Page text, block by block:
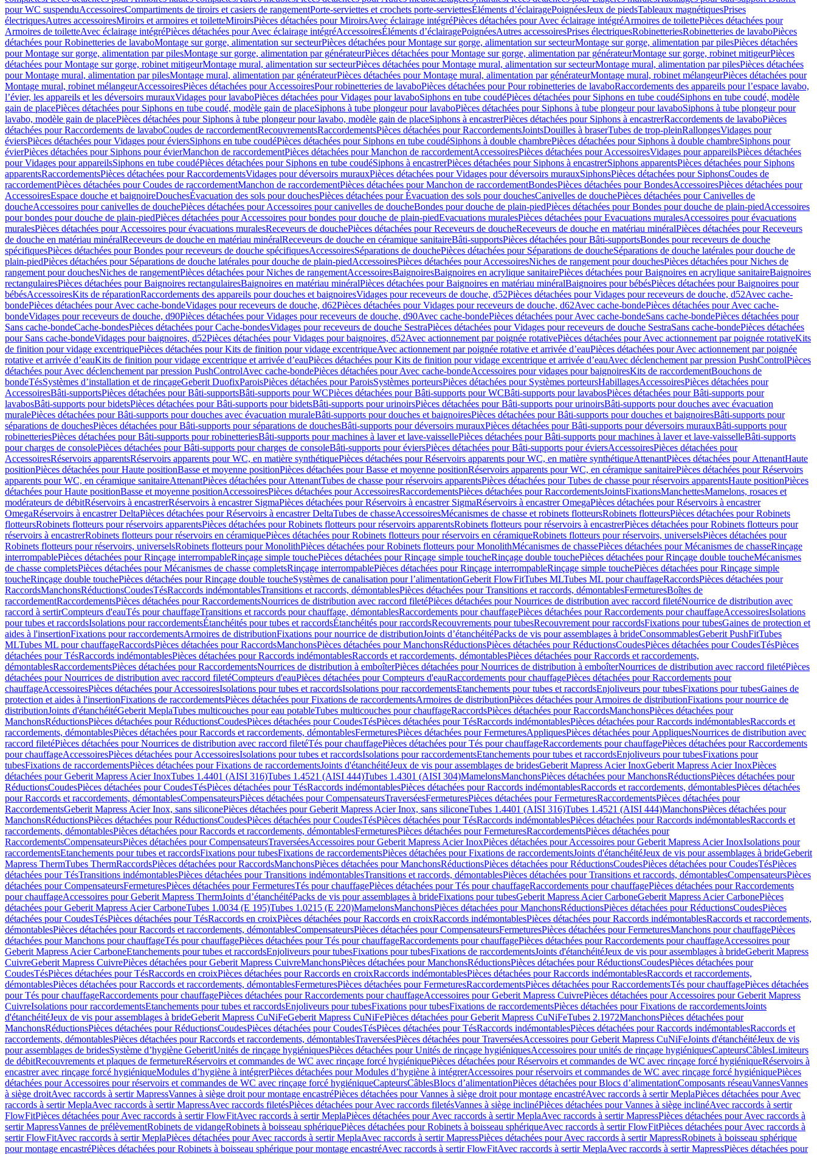
pour WC suspenduAccessoiresCompartiments de tiroirs et casiers de rangementPorte-serviettes et crochets porte-serviettesÉléments d’éclairagePoignéesJeux de piedsTableaux magnétiquesPrises
électriquesAutres accessoiresMiroirs et armoires et toiletteMiroirsPièces détachées pour MiroirsAvec éclairage intégréPièces détachées pour Avec éclairage intégréArmoires de toilettePièces détachées pour
Armoires de toiletteAvec éclairage intégréPièces détachées pour Avec éclairage intégréAccessoiresÉléments d’éclairagePoignéesAutres accessoiresPrises électriquesRobinetteriesRobinetteries de lavaboPièces
détachées pour Robinetteries de lavaboMontage sur gorge, alimentation sur secteurPièces détachées pour Montage sur gorge, alimentation sur secteurMontage sur gorge, alimentation par pilesPièces détachées
pour Montage sur gorge, alimentation par pilesMontage sur gorge, alimentation par générateurPièces détachées pour Montage sur gorge, alimentation par générateurMontage sur gorge, robinet mitigeurPièces
détachées pour Montage sur gorge, robinet mitigeurMontage mural, alimentation sur secteurPièces détachées pour Montage mural, alimentation sur secteurMontage mural, alimentation par pilesPièces détachées
pour Montage mural, alimentation par pilesMontage mural, alimentation par générateurPièces détachées pour Montage mural, alimentation par générateurMontage mural, robinet mélangeurPièces détachées pour
Montage mural, robinet mélangeurAccessoiresPièces détachées pour AccessoiresPour robinetteries de lavaboPièces détachées pour Pour robinetteries de lavaboRaccordements des appareils pour l’espace lavabo,
l’évier, les appareils et les déversoirs murauxVidages pour lavaboPièces détachées pour Vidages pour lavaboSiphons en tube coudéPièces détachées pour Siphons en tube coudéSiphons en tube coudé, modèle
gain de placePièces détachées pour Siphons en tube coudé, modèle gain de placeSiphons à tube plongeur pour lavaboPièces détachées pour Siphons à tube plongeur pour lavaboSiphons à tube plongeur pour
lavabo, modèle gain de placePièces détachées pour Siphons à tube plongeur pour lavabo, modèle gain de placeSiphons à encastrerPièces détachées pour Siphons à encastrerRaccordements de lavaboPièces
détachées pour Raccordements de lavaboCoudes de raccordementRecouvrementsRaccordementsPièces détachées pour RaccordementsJointsDouilles à braserTubes de trop-pleinRallongesVidages pour
éviersPièces détachées pour Vidages pour éviersSiphons en tube coudéPièces détachées pour Siphons en tube coudéSiphons à double chambrePièces détachées pour Siphons à double chambreSiphons pour
évierPièces détachées pour Siphons pour évierManchon de raccordementPièces détachées pour Manchon de raccordementAccessoiresPièces détachées pour AccessoiresVidages pour appareilsPièces détachées
pour Vidages pour appareilsSiphons en tube coudéPièces détachées pour Siphons en tube coudéSiphons à encastrerPièces détachées pour Siphons à encastrerSiphons apparentsPièces détachées pour Siphons
apparentsRaccordementsPièces détachées pour RaccordementsVidages pour déversoirs murauxPièces détachées pour Vidages pour déversoirs murauxSiphonsPièces détachées pour SiphonsCoudes de
raccordementPièces détachées pour Coudes de raccordementManchon de raccordementPièces détachées pour Manchon de raccordementBondesPièces détachées pour BondesAccessoiresPièces détachées pour
AccessoiresEspace douche et baignoireDouchesÉvacuation des sols pour douchesPièces détachées pour Évacuation des sols pour douchesCanivelles de douchePièces détachées pour Canivelles de
doucheAccessoires pour canivelles de douchePièces détachées pour Accessoires pour canivelles de doucheBondes pour douche de plain-piedPièces détachées pour Bondes pour douche de plain-piedAccessoires
pour bondes pour douche de plain-piedPièces détachées pour Accessoires pour bondes pour douche de plain-piedEvacuations muralesPièces détachées pour Evacuations muralesAccessoires pour évacuations
muralesPièces détachées pour Accessoires pour évacuations muralesReceveurs de douchePièces détachées pour Receveurs de doucheReceveurs de douche en matériau minéralPièces détachées pour Receveurs
de douche en matériau minéralReceveurs de douche en matériau minéralReceveurs de douche en céramique sanitaireBâti-supportsPièces détachées pour Bâti-supportsBondes pour receveurs de douche
spécifiquesPièces détachées pour Bondes pour receveurs de douche spécifiquesAccessoiresSéparations de douchePièces détachées pour Séparations de doucheSéparations de douche latérales pour douche de
plain-piedPièces détachées pour Séparations de douche latérales pour douche de plain-piedAccessoiresPièces détachées pour AccessoiresNiches de rangement pour douchesPièces détachées pour Niches de
rangement pour douchesNiches de rangementPièces détachées pour Niches de rangementAccessoiresBaignoiresBaignoires en acrylique sanitairePièces détachées pour Baignoires en acrylique sanitaireBaignoires
rectangulairesPièces détachées pour Baignoires rectangulairesBaignoires en matériau minéralPièces détachées pour Baignoires en matériau minéralBaignoires pour bébésPièces détachées pour Baignoires pour
bébésAccessoiresKits de réparationRaccordements des appareils pour douches et baignoiresVidages pour receveurs de douche, d52Pièces détachées pour Vidages pour receveurs de douche, d52Avec cache-
bondePièces détachées pour Avec cache-bondeVidages pour receveurs de douche, d62Pièces détachées pour Vidages pour receveurs de douche, d62Avec cache-bondePièces détachées pour Avec cache-
bondeVidages pour receveurs de douche, d90Pièces détachées pour Vidages pour receveurs de douche, d90Avec cache-bondePièces détachées pour Avec cache-bondeSans cache-bondePièces détachées pour
Sans cache-bondeCache-bondesPièces détachées pour Cache-bondesVidages pour receveurs de douche SestraPièces détachées pour Vidages pour receveurs de douche SestraSans cache-bondePièces détachées
pour Sans cache-bondeVidages pour baignoires, d52Pièces détachées pour Vidages pour baignoires, d52Avec actionnement par poignée rotativePièces détachées pour Avec actionnement par poignée rotativeKits
de finition pour vidage excentriquePièces détachées pour Kits de finition pour vidage excentriqueAvec actionnement par poignée rotative et arrivée d’eauPièces détachées pour Avec actionnement par poignée
rotative et arrivée d’eauKits de finition pour vidage excentrique et arrivée d’eauPièces détachées pour Kits de finition pour vidage excentrique et arrivée d’eauAvec déclenchement par pression PushControlPièces
détachées pour Avec déclenchement par pression PushControlAvec cache-bondePièces détachées pour Avec cache-bondeAccessoires pour vidages pour baignoiresKits de raccordementBouchons de
bondeTésSystèmes d’installation et de rinçageGeberit DuofixParoisPièces détachées pour ParoisSystèmes porteursPièces détachées pour Systèmes porteursHabillagesAccessoiresPièces détachées pour
AccessoiresBâti-supportsPièces détachées pour Bâti-supportsBâti-supports pour WCPièces détachées pour Bâti-supports pour WCBâti-supports pour lavabosPièces détachées pour Bâti-supports pour
lavabosBâti-supports pour bidetsPièces détachées pour Bâti-supports pour bidetsBâti-supports pour urinoirsPièces détachées pour Bâti-supports pour urinoirsBâti-supports pour douches avec évacuation
muralePièces détachées pour Bâti-supports pour douches avec évacuation muraleBâti-supports pour douches et baignoiresPièces détachées pour Bâti-supports pour douches et baignoiresBâti-supports pour
séparations de douchesPièces détachées pour Bâti-supports pour séparations de douchesBâti-supports pour déversoirs murauxPièces détachées pour Bâti-supports pour déversoirs murauxBâti-supports pour
robinetteriesPièces détachées pour Bâti-supports pour robinetteriesBâti-supports pour machines à laver et lave-vaissellePièces détachées pour Bâti-supports pour machines à laver et lave-vaisselleBâti-supports
pour charges de consolePièces détachées pour Bâti-supports pour charges de consoleBâti-supports pour éviersPièces détachées pour Bâti-supports pour éviersAccessoiresPièces détachées pour
AccessoiresRéservoirs apparentsRéservoirs apparents pour WC, en matière synthétiquePièces détachées pour Réservoirs apparents pour WC, en matière synthétiqueAttenantPièces détachées pour AttenantHaute
positionPièces détachées pour Haute positionBasse et moyenne positionPièces détachées pour Basse et moyenne positionRéservoirs apparents pour WC, en céramique sanitairePièces détachées pour Réservoirs
apparents pour WC, en céramique sanitaireAttenantPièces détachées pour AttenantTubes de chasse pour réservoirs apparentsPièces détachées pour Tubes de chasse pour réservoirs apparentsHaute positionPièces
détachées pour Haute positionBasse et moyenne positionAccessoiresPièces détachées pour AccessoiresRaccordementsPièces détachées pour RaccordementsJointsFixationsManchettesMamelons, rosaces et
modérateurs de débitRéservoirs à encastrerRéservoirs à encastrer SigmaPièces détachées pour Réservoirs à encastrer SigmaRéservoirs à encastrer OmegaPièces détachées pour Réservoirs à encastrer
OmegaRéservoirs à encastrer DeltaPièces détachées pour Réservoirs à encastrer DeltaTubes de chasseAccessoiresMécanismes de chasse et robinets flotteursRobinets flotteursPièces détachées pour Robinets
flotteursRobinets flotteurs pour réservoirs apparentsPièces détachées pour Robinets flotteurs pour réservoirs apparentsRobinets flotteurs pour réservoirs à encastrerPièces détachées pour Robinets flotteurs pour
réservoirs à encastrerRobinets flotteurs pour réservoirs en céramiquePièces détachées pour Robinets flotteurs pour réservoirs en céramiqueRobinets flotteurs pour réservoirs, universelsPièces détachées pour
Robinets flotteurs pour réservoirs, universelsRobinets flotteurs pour MonolithPièces détachées pour Robinets flotteurs pour MonolithMécanismes de chassePièces détachées pour Mécanismes de chasseRinçage
interrompablePièces détachées pour Rinçage interrompableRinçage simple touchePièces détachées pour Rinçage simple toucheRinçage double touchePièces détachées pour Rinçage double toucheMécanismes
de chasse completsPièces détachées pour Mécanismes de chasse completsRinçage interrompablePièces détachées pour Rinçage interrompableRinçage simple touchePièces détachées pour Rinçage simple
toucheRinçage double touchePièces détachées pour Rinçage double toucheSystèmes de canalisation pour l’alimentationGeberit FlowFitTubes MLTubes ML pour chauffageRaccordsPièces détachées pour
RaccordsManchonsRéductionsCoudesTésRaccords indémontablesTransitions et raccords, démontablesPièces détachées pour Transitions et raccords, démontablesFermeturesBoîtes de
raccordementRaccordementsPièces détachées pour RaccordementsNourrices de distribution avec raccord filetéPièces détachées pour Nourrices de distribution avec raccord filetéNourrice de distribution avec
raccord à sertirCompteurs d'eauTés pour chauffageTransitions et raccords pour chauffage, démontablesRaccordements pour chauffagePièces détachées pour Raccordements pour chauffageAccessoiresIsolations
pour tubes et raccordsIsolations pour raccordementsÉtanchéités pour tubes et raccordsÉtanchéités pour raccordsRecouvrements pour tubesRecouvrement pour raccordsFixations pour tubesGaines de protection et
aides à l'insertionFixations pour raccordementsArmoires de distributionFixations pour nourrice de distributionJoints d’étanchéitéPacks de vis pour assemblages à brideConsommablesGeberit PushFitTubes
MLTubes ML pour chauffageRaccordsPièces détachées pour RaccordsManchonsPièces détachées pour ManchonsRéductionsPièces détachées pour RéductionsCoudesPièces détachées pour CoudesTésPièces
détachées pour TésRaccords indémontablesPièces détachées pour Raccords indémontablesRaccords et raccordements, démontablesPièces détachées pour Raccords et raccordements,
démontablesRaccordementsPièces détachées pour RaccordementsNourrices de distribution à emboîterPièces détachées pour Nourrices de distribution à emboîterNourrices de distribution avec raccord filetéPièces
détachées pour Nourrices de distribution avec raccord filetéCompteurs d'eauPièces détachées pour Compteurs d'eauRaccordements pour chauffagePièces détachées pour Raccordements pour
chauffageAccessoiresPièces détachées pour AccessoiresIsolations pour tubes et raccordsIsolations pour raccordementsEtanchements pour tubes et raccordsEnjoliveurs pour tubesFixations pour tubesGaines de
protection et aides à l'insertionFixations de raccordementsPièces détachées pour Fixations de raccordementsArmoires de distributionPièces détachées pour Armoires de distributionFixations pour nourrice de
distributionJoints d'étanchéitéGeberit MeplaTubes multicouches pour eau potableTubes multicouches pour chauffageRaccordsPièces détachées pour RaccordsManchonsPièces détachées pour
ManchonsRéductionsPièces détachées pour RéductionsCoudesPièces détachées pour CoudesTésPièces détachées pour TésRaccords indémontablesPièces détachées pour Raccords indémontablesRaccords et
raccordements, démontablesPièces détachées pour Raccords et raccordements, démontablesFermeturesPièces détachées pour FermeturesAppliquesPièces détachées pour AppliquesNourrices de distribution avec
raccord filetéPièces détachées pour Nourrices de distribution avec raccord filetéTés pour chauffagePièces détachées pour Tés pour chauffageRaccordements pour chauffagePièces détachées pour Raccordements
pour chauffageAccessoiresPièces détachées pour AccessoiresIsolations pour tubes et raccordsIsolations pour raccordementsEtanchements pour tubes et raccordsEnjoliveurs pour tubesFixations pour
tubesFixations de raccordementsPièces détachées pour Fixations de raccordementsJoints d'étanchéitéJeux de vis pour assemblages de bridesGeberit Mapress Acier InoxGeberit Mapress Acier InoxPièces
détachées pour Geberit Mapress Acier InoxTubes 1.4401 (AISI 316)Tubes 1.4521 (AISI 444)Tubes 1.4301 (AISI 304)MamelonsManchonsPièces détachées pour ManchonsRéductionsPièces détachées pour
RéductionsCoudesPièces détachées pour CoudesTésPièces détachées pour TésRaccords indémontablesPièces détachées pour Raccords indémontablesRaccords et raccordements, démontablesPièces détachées
pour Raccords et raccordements, démontablesCompensateursPièces détachées pour CompensateursTraverséesFermeturesPièces détachées pour FermeturesRaccordementsPièces détachées pour
RaccordementsGeberit Mapress Acier Inox, sans siliconePièces détachées pour Geberit Mapress Acier Inox, sans siliconeTubes 1.4401 (AISI 316)Tubes 1.4521 (AISI 444)ManchonsPièces détachées pour
ManchonsRéductionsPièces détachées pour RéductionsCoudesPièces détachées pour CoudesTésPièces détachées pour TésRaccords indémontablesPièces détachées pour Raccords indémontablesRaccords et
raccordements, démontablesPièces détachées pour Raccords et raccordements, démontablesFermeturesPièces détachées pour FermeturesRaccordementsPièces détachées pour
RaccordementsCompensateursPièces détachées pour CompensateursTraverséesAccessoires pour Geberit Mapress Acier InoxPièces détachées pour Accessoires pour Geberit Mapress Acier InoxIsolations pour
raccordementsEtanchements pour tubes et raccordsFixations pour tubesFixations de raccordementsPièces détachées pour Fixations de raccordementsJoints d'étanchéitéJeux de vis pour assemblages à brideGeberit
Mapress ThermTubes ThermRaccordsPièces détachées pour RaccordsManchonsPièces détachées pour ManchonsRéductionsPièces détachées pour RéductionsCoudesPièces détachées pour CoudesTésPièces
détachées pour TésTransitions indémontablesPièces détachées pour Transitions indémontablesTransitions et raccords, démontablesPièces détachées pour Transitions et raccords, démontablesCompensateursPièces
détachées pour CompensateursFermeturesPièces détachées pour FermeturesTés pour chauffagePièces détachées pour Tés pour chauffageRaccordements pour chauffagePièces détachées pour Raccordements
pour chauffageAccessoires pour Geberit Mapress ThermJoints d’étanchéitéPacks de vis pour assemblages à brideFixations pour tubesGeberit Mapress Acier CarboneGeberit Mapress Acier CarbonePièces
détachées pour Geberit Mapress Acier CarboneTubes 1.0034 (E 195)Tubes 1.0215 (E 220)MamelonsManchonsPièces détachées pour ManchonsRéductionsPièces détachées pour RéductionsCoudesPièces
détachées pour CoudesTésPièces détachées pour TésRaccords en croixPièces détachées pour Raccords en croixRaccords indémontablesPièces détachées pour Raccords indémontablesRaccords et raccordements,
démontablesPièces détachées pour Raccords et raccordements, démontablesCompensateursPièces détachées pour CompensateursFermeturesPièces détachées pour FermeturesManchons pour chauffagePièces
détachées pour Manchons pour chauffageTés pour chauffagePièces détachées pour Tés pour chauffageRaccordements pour chauffagePièces détachées pour Raccordements pour chauffageAccessoires pour
Geberit Mapress Acier CarboneEtanchements pour tubes et raccordsEnjoliveurs pour tubesFixations pour tubesFixations de raccordementsJoints d'étanchéitéJeux de vis pour assemblages à brideGeberit Mapress
CuivreGeberit Mapress CuivrePièces détachées pour Geberit Mapress CuivreManchonsPièces détachées pour ManchonsRéductionsPièces détachées pour RéductionsCoudesPièces détachées pour
CoudesTésPièces détachées pour TésRaccords en croixPièces détachées pour Raccords en croixRaccords indémontablesPièces détachées pour Raccords indémontablesRaccords et raccordements,
démontablesPièces détachées pour Raccords et raccordements, démontablesFermeturesPièces détachées pour FermeturesRaccordementsPièces détachées pour RaccordementsTés pour chauffagePièces détachées
pour Tés pour chauffageRaccordements pour chauffagePièces détachées pour Raccordements pour chauffageAccessoires pour Geberit Mapress CuivrePièces détachées pour Accessoires pour Geberit Mapress
CuivreIsolations pour raccordementsEtanchements pour tubes et raccordsEnjoliveurs pour tubesFixations pour tubesFixations de raccordementsPièces détachées pour Fixations de raccordementsJoints
d'étanchéitéJeux de vis pour assemblages à brideGeberit Mapress CuNiFeGeberit Mapress CuNiFePièces détachées pour Geberit Mapress CuNiFeTubes 2.1972ManchonsPièces détachées pour
ManchonsRéductionsPièces détachées pour RéductionsCoudesPièces détachées pour CoudesTésPièces détachées pour TésRaccords indémontablesPièces détachées pour Raccords indémontablesRaccords et
raccordements, démontablesPièces détachées pour Raccords et raccordements, démontablesTraverséesPièces détachées pour TraverséesAccessoires pour Geberit Mapress CuNiFeJoints d'étanchéitéJeux de vis
pour assemblages de bridesSystème d’hygiène GeberitUnités de rinçage hygiéniquesPièces détachées pour Unités de rinçage hygiéniquesAccessoires pour unités de rinçage hygiéniquesCapteursCâblesLimiteurs
de débitRecouvrements et plaques de fermetureRéservoirs et commandes de WC avec rinçage forcé hygiéniquePièces détachées pour Réservoirs et commandes de WC avec rinçage forcé hygiéniqueRéservoirs à
encastrer avec rinçage forcé hygiéniqueModules d’hygiène à intégrerPièces détachées pour Modules d’hygiène à intégrerAccessoires pour réservoirs et commandes de WC avec rinçage forcé hygiéniquePièces
détachées pour Accessoires pour réservoirs et commandes de WC avec rinçage forcé hygiéniqueCapteursCâblesBlocs d’alimentationPièces détachées pour Blocs d’alimentationComposants réseauVannesVannes
à siège droitAvec raccords à sertir MapressVannes à siège droit pour montage encastréPièces détachées pour Vannes à siège droit pour montage encastréAvec raccords à sertir MeplaPièces détachées pour Avec
raccords à sertir MeplaAvec raccords à sertir MapressAvec raccords filetésPièces détachées pour Avec raccords filetésVannes à siège inclinéPièces détachées pour Vannes à siège inclinéAvec raccords à sertir
FlowFitPièces détachées pour Avec raccords à sertir FlowFitAvec raccords à sertir MeplaPièces détachées pour Avec raccords à sertir MeplaAvec raccords à sertir MapressPièces détachées pour Avec raccords à
sertir MapressVannes de prélèvementRobinets de vidangeRobinets à boisseau sphériquePièces détachées pour Robinets à boisseau sphériqueAvec raccords à sertir FlowFitPièces détachées pour Avec raccords à
sertir FlowFitAvec raccords à sertir MeplaPièces détachées pour Avec raccords à sertir MeplaAvec raccords à sertir MapressPièces détachées pour Avec raccords à sertir MapressRobinets à boisseau sphérique
pour montage encastréPièces détachées pour Robinets à boisseau sphérique pour montage encastréAvec raccords à sertir FlowFitAvec raccords à sertir MeplaAvec raccords à sertir MapressPièces détachées pour